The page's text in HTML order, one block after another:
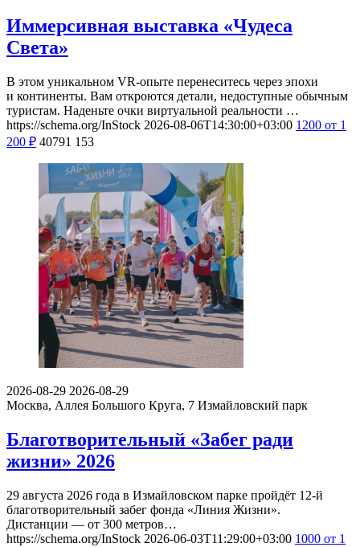
Иммерсивная выставка «Чудеса
Света»
В этом уникальном VR-опыте перенеситесь через эпохи
и континенты. Вам откроются детали, недоступные обычным
туристам. Наденьте очки виртуальной реальности …
https://schema.org/InStock 2026-08-06T14:30:00+03:00 1200 от 1
200 ₽ 40791 153
2026-08-29 2026-08-29
Москва, Аллея Большого Круга, 7 Измайловский парк
Благотворительный «Забег ради
жизни» 2026
29 августа 2026 года в Измайловском парке пройдёт 12-й
благотворительный забег фонда «Линия Жизни».
Дистанции — от 300 метров…
https://schema.org/InStock 2026-06-03T11:29:00+03:00 1000 от 1